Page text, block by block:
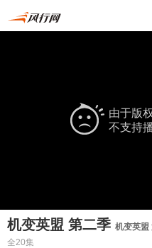
由于版
不支持
机变英盟 第二季 机变英盟
全20集